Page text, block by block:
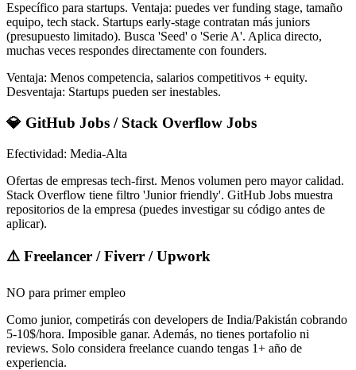
Específico para startups. Ventaja: puedes ver funding stage, tamaño
equipo, tech stack. Startups early-stage contratan más juniors
(presupuesto limitado). Busca 'Seed' o 'Serie A'. Aplica directo,
muchas veces respondes directamente con founders.
Ventaja: Menos competencia, salarios competitivos + equity.
Desventaja: Startups pueden ser inestables.
💎 GitHub Jobs / Stack Overflow Jobs
Efectividad: Media-Alta
Ofertas de empresas tech-first. Menos volumen pero mayor calidad.
Stack Overflow tiene filtro 'Junior friendly'. GitHub Jobs muestra
repositorios de la empresa (puedes investigar su código antes de
aplicar).
⚠️ Freelancer / Fiverr / Upwork
NO para primer empleo
Como junior, competirás con developers de India/Pakistán cobrando
5-10$/hora. Imposible ganar. Además, no tienes portafolio ni
reviews. Solo considera freelance cuando tengas 1+ año de
experiencia.